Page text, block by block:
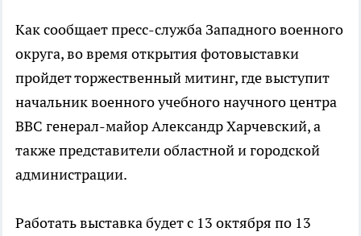
Как сообщает пресс-служба Западного военного
округа, во время открытия фотовыставки
пройдет торжественный митинг, где выступит
начальник военного учебного научного центра
ВВС генерал-майор Александр Харчевский, а
также представители областной и городской
администрации.
Работать выставка будет с 13 октября по 13